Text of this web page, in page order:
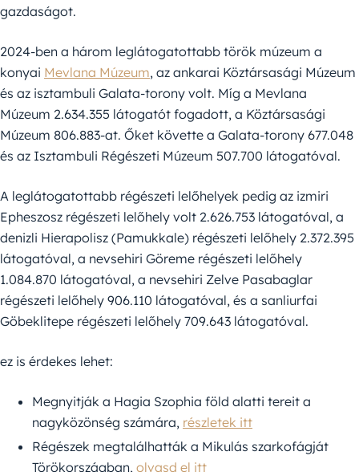
gazdaságot.
2024-ben a három leglátogatottabb török múzeum a
konyai Mevlana Múzeum, az ankarai Köztársasági Múzeum
és az isztambuli Galata-torony volt. Míg a Mevlana
Múzeum 2.634.355 látogatót fogadott, a Köztársasági
Múzeum 806.883-at. Őket követte a Galata-torony 677.048
és az Isztambuli Régészeti Múzeum 507.700 látogatóval.
A leglátogatottabb régészeti lelőhelyek pedig az izmiri
Epheszosz régészeti lelőhely volt 2.626.753 látogatóval, a
denizli Hierapolisz (Pamukkale) régészeti lelőhely 2.372.395
látogatóval, a nevsehiri Göreme régészeti lelőhely
1.084.870 látogatóval, a nevsehiri Zelve Pasabaglar
régészeti lelőhely 906.110 látogatóval, és a sanliurfai
Göbeklitepe régészeti lelőhely 709.643 látogatóval.
ez is érdekes lehet:
Megnyitják a Hagia Szophia föld alatti tereit a
nagyközönség számára, részletek itt
Régészek megtalálhatták a Mikulás szarkofágját
Törökországban, olvasd el itt